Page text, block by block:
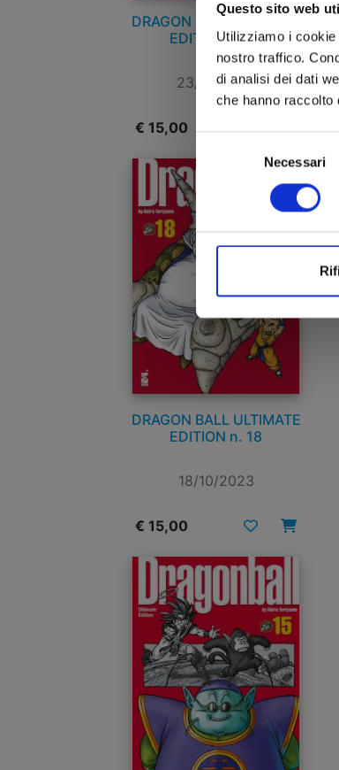
Questo sito web
Utilizziamo i
nostro traffico.
di analisi dei dati
che hanno
del
Necessari
DRAGON BALL ULTIMATE
EDITION n. 21
23/01/2024
€ 15,00
DRAGON BALL ULTIMATE
EDITION n. 18
18/10/2023
€ 15,00